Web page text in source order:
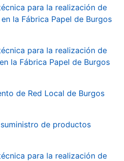
para la realización de
la Fábrica Papel de Burgos
para la realización de
la Fábrica Papel de Burgos
de Red Local de Burgos
de productos
para la realización de